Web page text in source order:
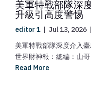
美軍特戰部隊深
升級引高度警惕
editor 1 Jul 13, 2026
美軍特戰部隊深度介入
世界財神報：總編：山
Read More